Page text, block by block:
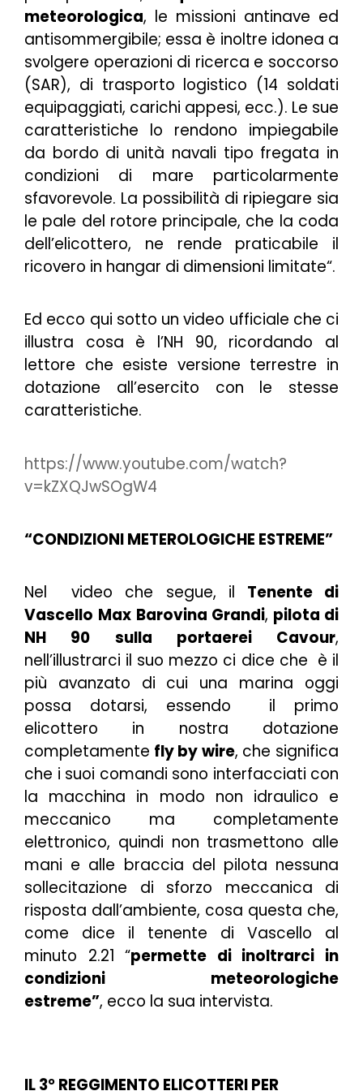
meteorologica, le missioni antinave ed
antisommergibile; essa è inoltre idonea a
svolgere operazioni di ricerca e soccorso
(SAR), di trasporto logistico (14 soldati
equipaggiati, carichi appesi, ecc.). Le sue
caratteristiche lo rendono impiegabile
da bordo di unità navali tipo fregata in
condizioni di mare particolarmente
sfavorevole. La possibilità di ripiegare sia
le pale del rotore principale, che la coda
dell’elicottero, ne rende praticabile il
ricovero in hangar di dimensioni limitate“.
Ed ecco qui sotto un video ufficiale che ci
illustra cosa è l’NH 90, ricordando al
lettore che esiste versione terrestre in
dotazione all’esercito con le stesse
caratteristiche.
https://www.youtube.com/watch?
v=kZXQJwSOgW4
“CONDIZIONI METEROLOGICHE ESTREME”
Nel video che segue, il Tenente di
Vascello Max Barovina Grandi, pilota di
NH 90 sulla portaerei Cavour,
nell’illustrarci il suo mezzo ci dice che è il
più avanzato di cui una marina oggi
possa dotarsi, essendo il primo
elicottero in nostra dotazione
completamente fly by wire, che significa
che i suoi comandi sono interfacciati con
la macchina in modo non idraulico e
meccanico ma completamente
elettronico, quindi non trasmettono alle
mani e alle braccia del pilota nessuna
sollecitazione di sforzo meccanica di
risposta dall’ambiente, cosa questa che,
come dice il tenente di Vascello al
minuto 2.21 “permette di inoltrarci in
condizioni meteorologiche
estreme”, ecco la sua intervista.
IL 3° REGGIMENTO ELICOTTERI PER